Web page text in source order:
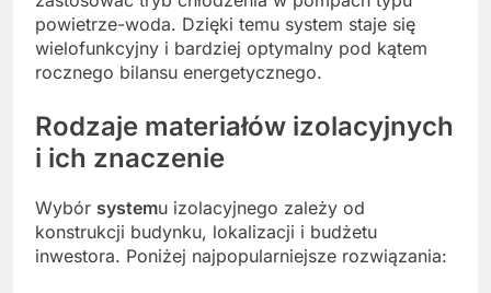
powietrze-woda. Dzięki temu system staje się
wielofunkcyjny i bardziej optymalny pod kątem
rocznego bilansu energetycznego.
Rodzaje materiałów izolacyjnych
i ich znaczenie
Wybór systemu izolacyjnego zależy od
konstrukcji budynku, lokalizacji i budżetu
inwestora. Poniżej najpopularniejsze rozwiązania: